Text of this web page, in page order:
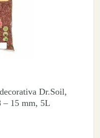
Dr.Soil,
standard, granulatie 8 – 15 mm, 5L